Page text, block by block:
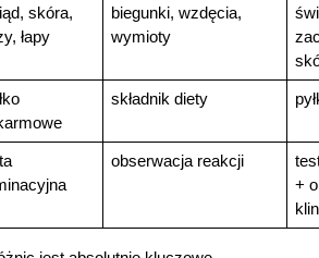
skóra,
łapy
biegunki, wzdęcia,
wymioty
składnik diety
obserwacja reakcji
+